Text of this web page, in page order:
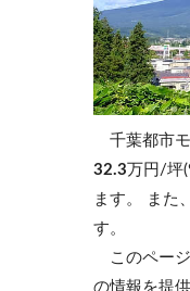
千葉都市
32.3 万円/坪
ます。
また
す。
このペー
の情報を提